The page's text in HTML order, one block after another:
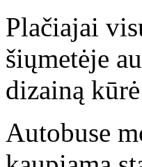
Plačiajai
šiųmetėje
dizainą
Autobuse